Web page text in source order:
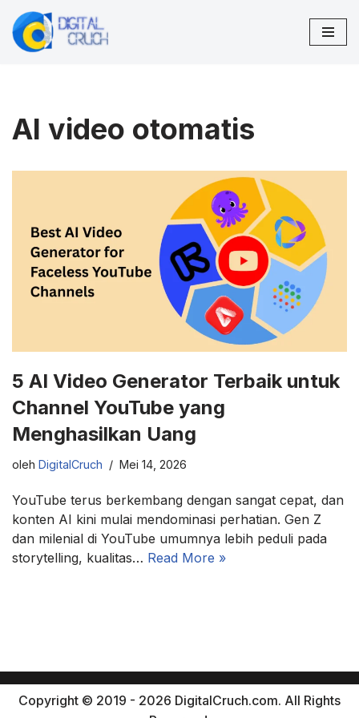
Lompat
AI video otomatis
5 AI Video Generator Terbaik untuk
Channel YouTube yang
Menghasilkan Uang
oleh DigitalCruch Mei 14, 2026
YouTube terus berkembang dengan sangat cepat, dan
konten AI kini mulai mendominasi perhatian. Gen Z
dan milenial di YouTube umumnya lebih peduli pada
storytelling, kualitas… Read More »
Copyright © 2019 - 2026 DigitalCruch.com. All Rights